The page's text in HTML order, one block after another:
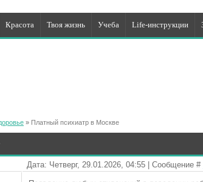
Красота Твоя жизнь Учеба Life-инструкции
» Платный психиатр в Москве
Дата: Четверг, 29.01.2026, 04:55 | Сообщение #